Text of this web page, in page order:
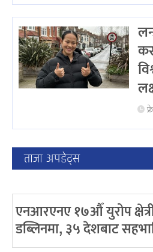
ताजा अपडेट्स
एनआरएनए १७औँ युरोप
डब्लिनमा, ३५ देशबाट